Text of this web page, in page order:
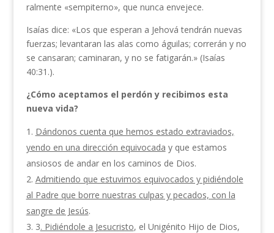
ralmente «sempiterno», que nunca envejece.
Isaías dice: «Los que esperan a Jehová tendrán nuevas
fuerzas; levantaran las alas como águilas; correrán y no
se cansaran; caminaran, y no se fatigarán.» (Isaías
40:31.).
¿Cómo aceptamos el perdón y recibimos esta
nueva vida?
Dándonos cuenta que hemos estado extraviados,
yendo en una dirección equivocada y que esta­mos
ansiosos de andar en los caminos de Dios.
Admitiendo que estuvimos equivocados y pidiéndole
al Padre que borre nuestras culpas y peca­dos, con la
sangre de Jesús.
3. Pidiéndole a Jesucristo, el Unigénito Hijo de Dios,